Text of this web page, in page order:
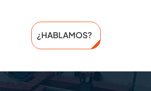
¿HABLAMOS?